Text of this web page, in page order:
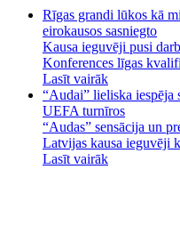
Rīgas grandi lūkos kā
eirokausos sasniegto
Kausa ieguvēji pusi
Konferences līgas
Lasīt vairāk
“Audai” lieliska iespēja
UEFA turnīros
“Audas” sensācija un
Latvijas kausa ieguvēji
Lasīt vairāk